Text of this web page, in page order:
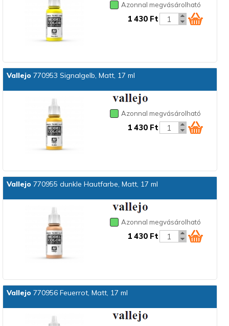
Azonnal megvásárolható
1 430 Ft
Vallejo 770953 Signalgelb, Matt, 17 ml
Azonnal megvásárolható
1 430 Ft
Vallejo 770955 dunkle Hautfarbe, Matt, 17 ml
Azonnal megvásárolható
1 430 Ft
Vallejo 770956 Feuerrot, Matt, 17 ml